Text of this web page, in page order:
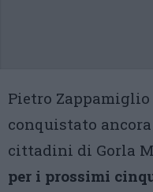
Pietro Zappamiglio
conquistato
cittadini di Gorla
per i prossimi